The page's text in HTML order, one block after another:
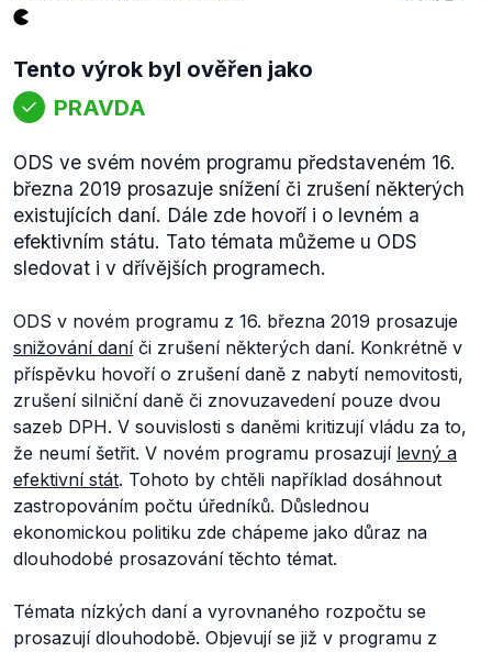
Tento výrok byl ověřen jako
PRAVDA
ODS ve svém novém programu představeném 16.
března 2019 prosazuje snížení či zrušení některých
existujících daní. Dále zde hovoří i o levném a
efektivním státu. Tato témata můžeme u ODS
sledovat i v dřívějších programech.
ODS v novém programu z 16. března 2019 prosazuje
snižování daníči zrušení některých daní. Konkrétně v
příspěvku hovoří o zrušení daně z nabytí nemovitosti,
zrušení silniční daně či znovuzavedení pouze dvou
sazeb DPH. V souvislosti s daněmi kritizují vládu za to,
že neumí šetřit. V novém programu prosazují levný a
efektivní stát. Tohoto by chtěli například dosáhnout
zastropováním počtu úředníků. Důslednou
ekonomickou politiku zde chápeme jako důraz na
dlouhodobé prosazování těchto témat.
Témata nízkých daní a vyrovnaného rozpočtu se
prosazují dlouhodobě. Objevují se již v programu z